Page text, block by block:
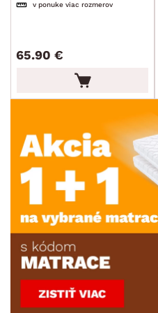
v ponuke viac rozmerov
65.90 €